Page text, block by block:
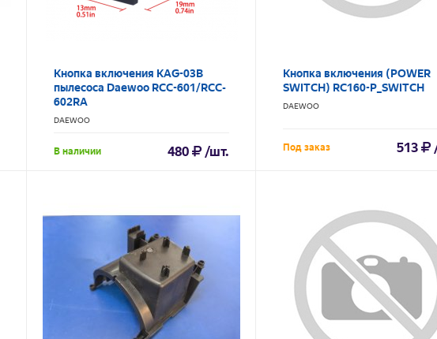
Кнопка включения KAG-03B
пылесоса Daewoo RCC-601/RCC-
602RA
DAEWOO
В наличии 480 /шт.
Кнопка включения (POWER
SWITCH) RC160-P_SWITCH
DAEWOO
Под заказ 513